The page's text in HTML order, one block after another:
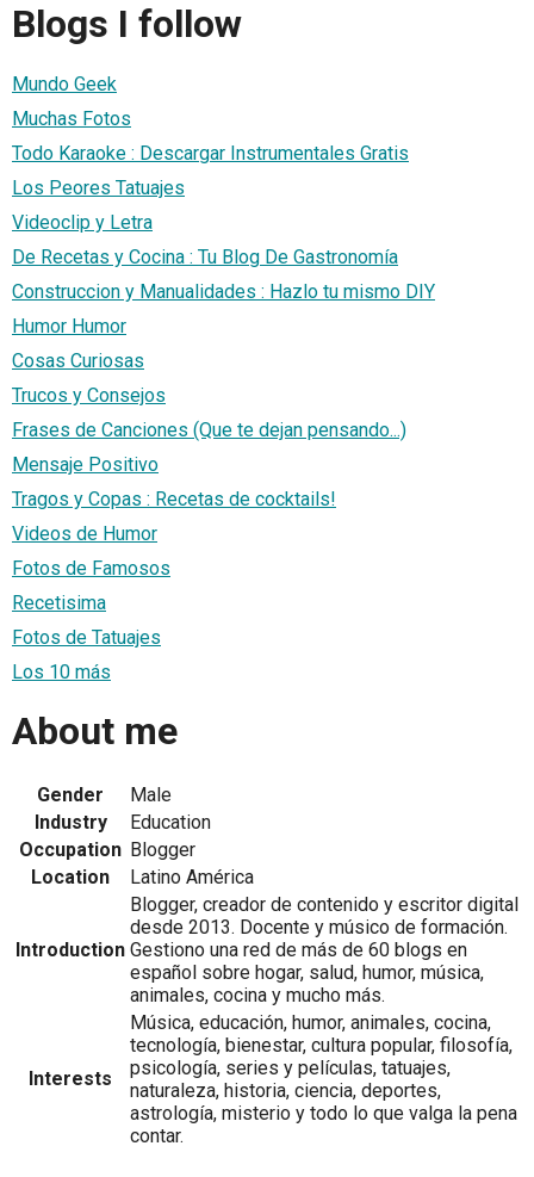
Blogs I follow
Mundo Geek
Muchas Fotos
Todo Karaoke : Descargar Instrumentales Gratis
Los Peores Tatuajes
Videoclip y Letra
De Recetas y Cocina : Tu Blog De Gastronomía
Construccion y Manualidades : Hazlo tu mismo DIY
Humor Humor
Cosas Curiosas
Trucos y Consejos
Frases de Canciones (Que te dejan pensando...)
Mensaje Positivo
Tragos y Copas : Recetas de cocktails!
Videos de Humor
Fotos de Famosos
Recetisima
Fotos de Tatuajes
Los 10 más
About me
Gender
Male
Industry
Education
Occupation Blogger
Location
Latino América
Introduction
Blogger, creador de contenido y escritor digital
desde 2013. Docente y músico de formación.
Gestiono una red de más de 60 blogs en
español sobre hogar, salud, humor, música,
animales, cocina y mucho más.
Interests
Música, educación, humor, animales, cocina,
tecnología, bienestar, cultura popular, filosofía,
psicología, series y películas, tatuajes,
naturaleza, historia, ciencia, deportes,
astrología, misterio y todo lo que valga la pena
contar.